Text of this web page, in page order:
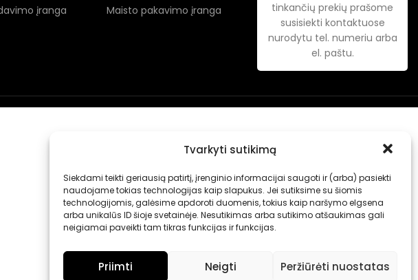
Tvarkyti sutikimą
Siekdami teikti geriausią patirtį, įrenginio informacijai saugoti ir (arba) pasiekti
naudojame tokias technologijas kaip slapukus. Jei sutiksime su šiomis
technologijomis, galėsime apdoroti duomenis, tokius kaip naršymo elgsena
arba unikalūs ID šioje svetainėje. Nesutikimas arba sutikimo atšaukimas gali
neigiamai paveikti tam tikras funkcijas ir funkcijas.
Priimti Neigti Peržiūrėti nuostatas
įranga
Maisto pakavimo įranga
tinkančių prekių prašome
susisiekti kontaktuose
nurodytu tel. numeriu arba
el. paštu.